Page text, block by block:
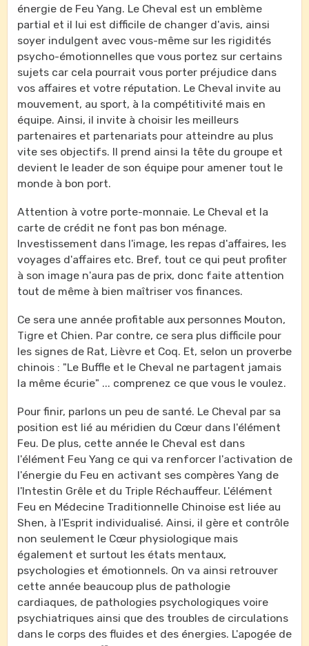
énergie de Feu Yang. Le Cheval est un emblème
partial et il lui est difficile de changer d'avis, ainsi
soyer indulgent avec vous-même sur les rigidités
psycho-émotionnelles que vous portez sur certains
sujets car cela pourrait vous porter préjudice dans
vos affaires et votre réputation. Le Cheval invite au
mouvement, au sport, à la compétitivité mais en
équipe. Ainsi, il invite à choisir les meilleurs
partenaires et partenariats pour atteindre au plus
vite ses objectifs. Il prend ainsi la tête du groupe et
devient le leader de son équipe pour amener tout le
monde à bon port.
Attention à votre porte-monnaie. Le Cheval et la
carte de crédit ne font pas bon ménage.
Investissement dans l'image, les repas d'affaires, les
voyages d'affaires etc. Bref, tout ce qui peut profiter
à son image n'aura pas de prix, donc faite attention
tout de même à bien maîtriser vos finances.
Ce sera une année profitable aux personnes Mouton,
Tigre et Chien. Par contre, ce sera plus difficile pour
les signes de Rat, Lièvre et Coq. Et, selon un proverbe
chinois : "Le Buffle et le Cheval ne partagent jamais
la même écurie" ... comprenez ce que vous le voulez.
Pour finir, parlons un peu de santé. Le Cheval par sa
position est lié au méridien du Cœur dans l'élément
Feu. De plus, cette année le Cheval est dans
l'élément Feu Yang ce qui va renforcer l'activation de
l'énergie du Feu en activant ses compères Yang de
l'Intestin Grêle et du Triple Réchauffeur. L'élément
Feu en Médecine Traditionnelle Chinoise est liée au
Shen, à l'Esprit individualisé. Ainsi, il gère et contrôle
non seulement le Cœur physiologique mais
également et surtout les états mentaux,
psychologies et émotionnels. On va ainsi retrouver
cette année beaucoup plus de pathologie
cardiaques, de pathologies psychologiques voire
psychiatriques ainsi que des troubles de circulations
dans le corps des fluides et des énergies. L'apogée de